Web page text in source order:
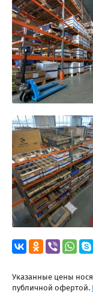
Указанные цены
публичной офертой.